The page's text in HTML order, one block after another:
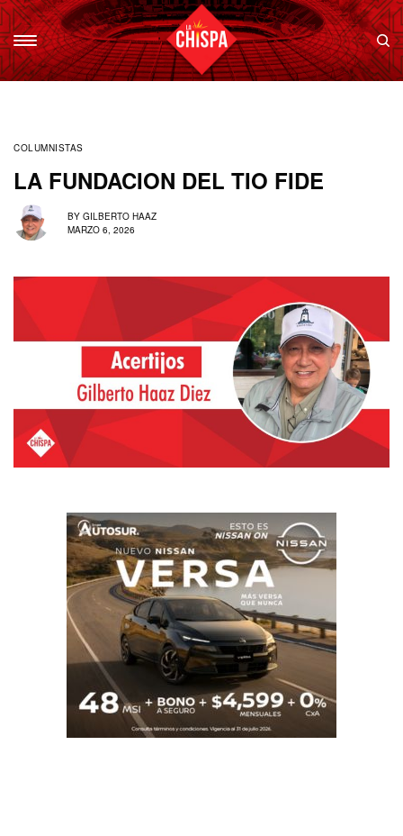
COLUMNISTAS
LA FUNDACION DEL TIO FIDE
BY GILBERTO HAAZ
MARZO 6, 2026